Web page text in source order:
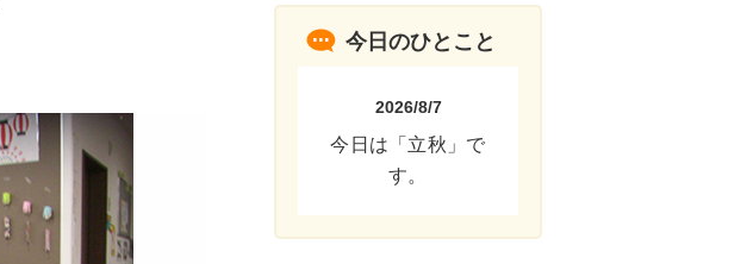
今日のひとこと
2026/8/7
今日は「立秋」で
す。